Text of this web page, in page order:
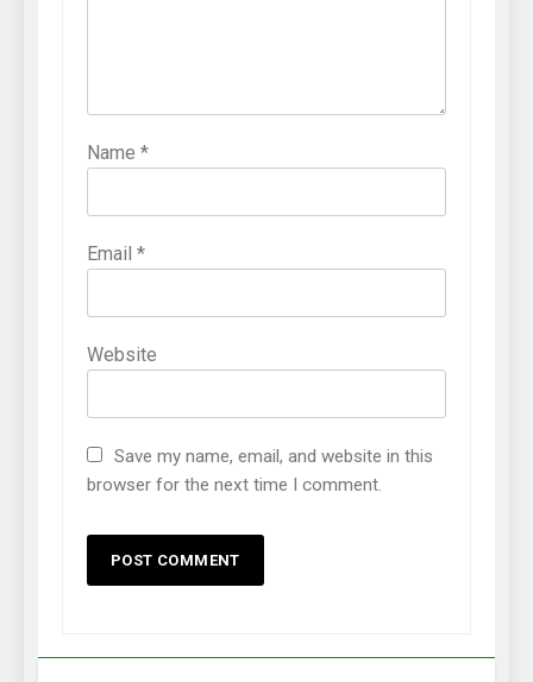
Name *
Email *
Website
Save my name, email, and website in this
browser for the next time I comment.